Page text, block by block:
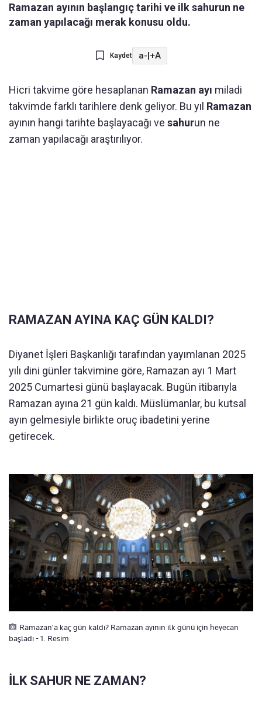
Ramazan ayının başlangıç tarihi ve ilk sahurun ne
zaman yapılacağı merak konusu oldu.
Kaydet a-|+A
Hicri takvime göre hesaplanan Ramazan ayı miladi
takvimde farklı tarihlere denk geliyor. Bu yıl Ramazan
ayının hangi tarihte başlayacağı ve sahurun ne
zaman yapılacağı araştırılıyor.
RAMAZAN AYINA KAÇ GÜN KALDI?
Diyanet İşleri Başkanlığı tarafından yayımlanan 2025
yılı dini günler takvimine göre, Ramazan ayı 1 Mart
2025 Cumartesi günü başlayacak. Bugün itibarıyla
Ramazan ayına 21 gün kaldı. Müslümanlar, bu kutsal
ayın gelmesiyle birlikte oruç ibadetini yerine
getirecek.
Ramazan'a kaç gün kaldı? Ramazan ayının ilk günü için heyecan
başladı - 1. Resim
İLK SAHUR NE ZAMAN?